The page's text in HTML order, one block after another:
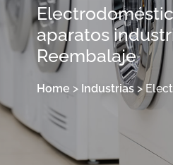
aparatos
Reembalaje
Home > Industrias>